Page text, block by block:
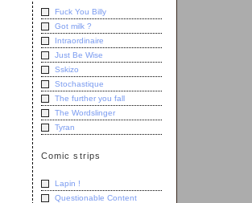
Fuck You Billy
Got milk ?
Intraordinaire
Just Be Wise
Sskizo
Stochastique
The further you fall
The Wordslinger
Tyran
Comic strips
Lapin !
Questionable Content